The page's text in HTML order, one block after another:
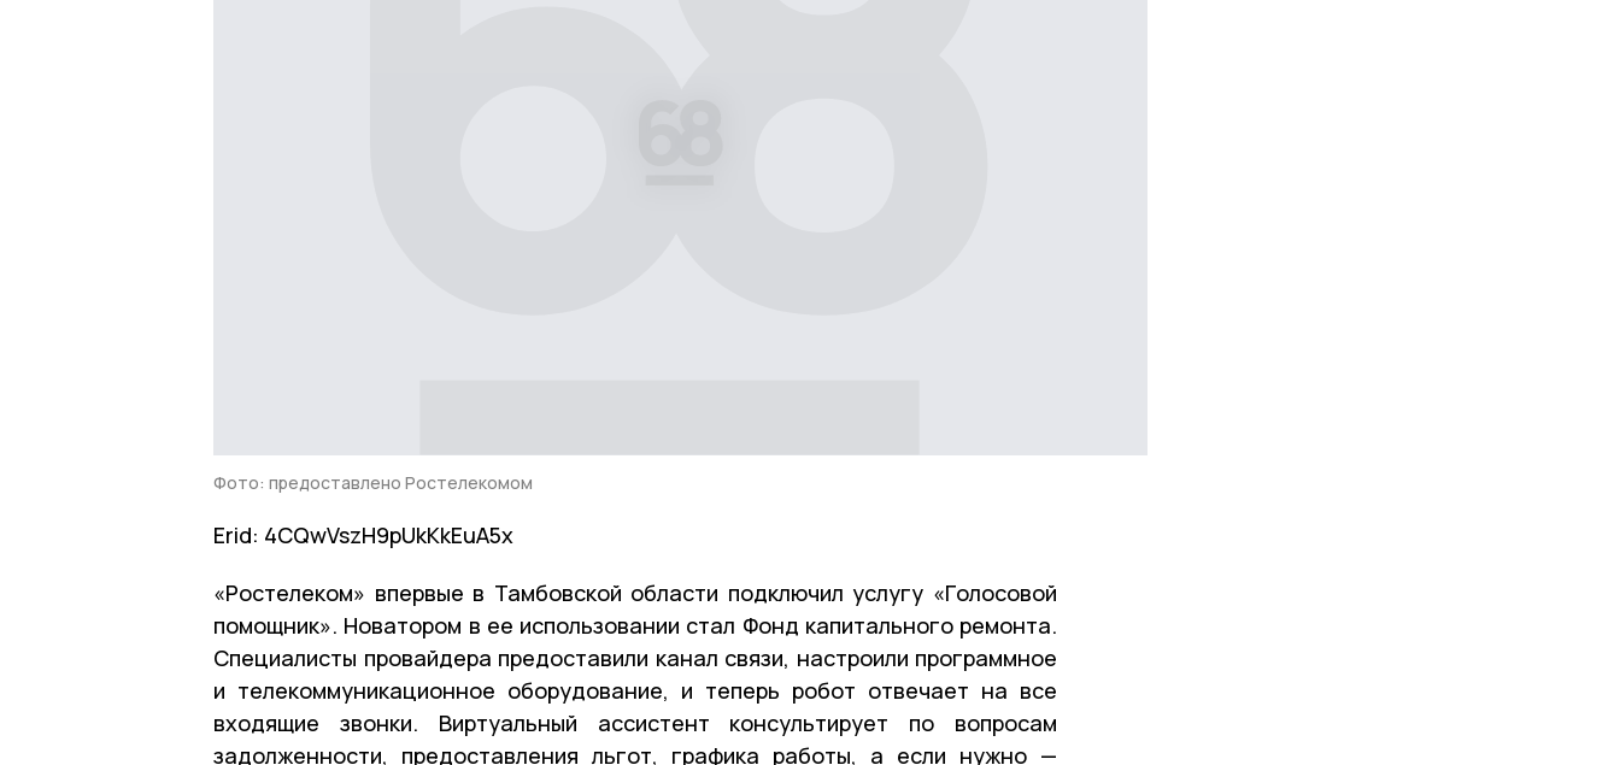
Фото: предоставлено Ростелекомом
Erid: 4CQwVszH9pUkKkEuA5x
«Ростелеком» впервые в Тамбовской области подключил услугу «Голосовой
помощник». Новатором в ее использовании стал Фонд капитального ремонта.
Специалисты провайдера предоставили канал связи, настроили программное
и телекоммуникационное оборудование, и теперь робот отвечает на все
входящие звонки. Виртуальный ассистент консультирует по вопросам
задолженности, предоставления льгот, графика работы, а если нужно —